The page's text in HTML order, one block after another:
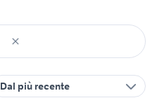
Dal più recente